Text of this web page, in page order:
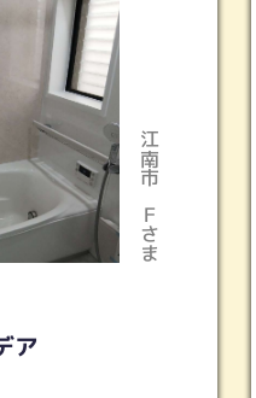
江南市
Ｆさま
ア